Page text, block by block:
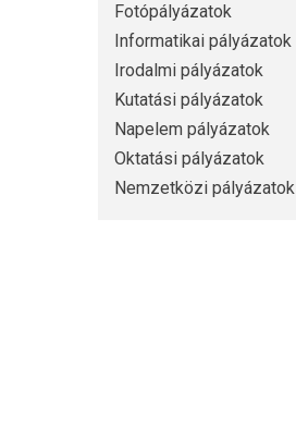
Fotópályázatok
Informatikai pályázatok
Irodalmi pályázatok
Kutatási pályázatok
Napelem pályázatok
Oktatási pályázatok
Nemzetközi pályázatok